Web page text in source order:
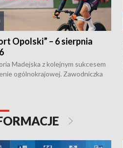
Opolski” – 6 sierpnia
Madejska z kolejnym sukcesem
ogólnokrajowej. Zawodniczka